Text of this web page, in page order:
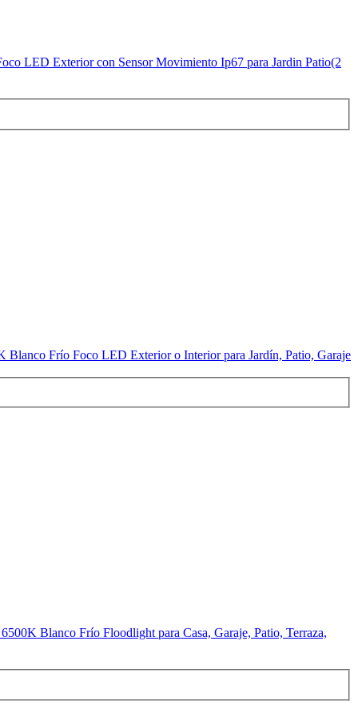
LED Exterior con Sensor Movimiento Ip67 para Jardin Patio(2
Frío Foco LED Exterior o Interior para Jardín, Patio, Garaje
Blanco Frío Floodlight para Casa, Garaje, Patio, Terraza,